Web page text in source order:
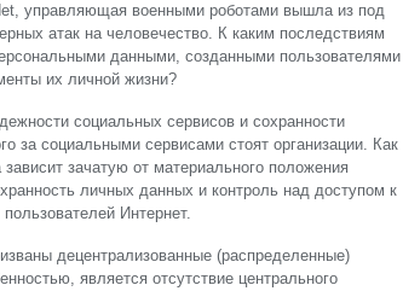
управляющая военными роботами вышла из под
атак на человечество. К каким последствиям
данными, созданными пользователями
их личной жизни?
социальных сервисов и сохранности
за социальными сервисами стоят организации. Как
зачатую от материального положения
личных данных и контроль над доступом к
Интернет.
децентрализованные (распределенные)
является отсутствие центрального